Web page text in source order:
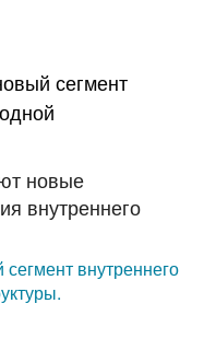
новые
внутреннего
внутреннего